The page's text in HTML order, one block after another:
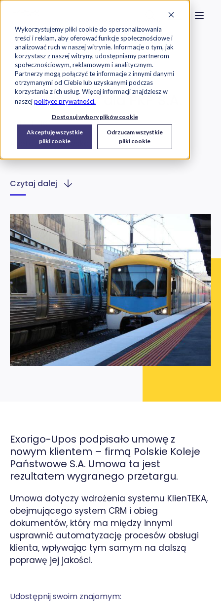
Wykorzystujemy pliki cookie do spersonalizowania
treści i reklam, aby oferować funkcje społecznościowe i
analizować ruch w naszej witrynie. Informacje o tym, jak
korzystasz z naszej witryny, udostępniamy partnerom
społecznościowym, reklamowym i analitycznym.
Partnerzy mogą połączyć te informacje z innymi danymi
otrzymanymi od Ciebie lub uzyskanymi podczas
korzystania z ich usług. Więcej informacji znajdziesz w
naszejpolityce prywatności.
Dostosuj wybory plików cookie
Akceptuję wszystkie
pliki cookie
Odrzucam wszystkie
pliki cookie
Szukaj na stronie
Skontaktuj
Exorigo-Upos Blog
O Firmie
Nowy projekt dla PKP S.A.
2015-11-16
Aneta Szczygłowska
Czytaj dalej
Udostępnij swoim znajomym:
Exorigo-Upos podpisało umowę z
nowym klientem – firmą Polskie Koleje
Państwowe S.A. Umowa ta jest
rezultatem wygranego przetargu.
Umowa dotyczy wdrożenia systemu KlienTEKA,
obejmującego system CRM i obieg
dokumentów, który ma między innymi
usprawnić automatyzację procesów obsługi
klienta, wpływając tym samym na dalszą
poprawę jej jakości.